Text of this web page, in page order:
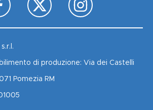
di produzione: Via dei Castelli
Pomezia RM